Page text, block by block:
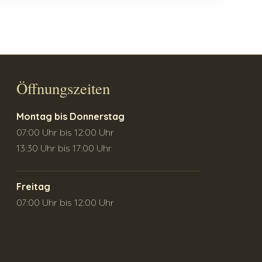
Öffnungszeiten
Montag bis Donnerstag
07:00 Uhr bis 12:00 Uhr
13:30 Uhr bis 17:00 Uhr
Freitag
07:00 Uhr bis 12:00 Uhr